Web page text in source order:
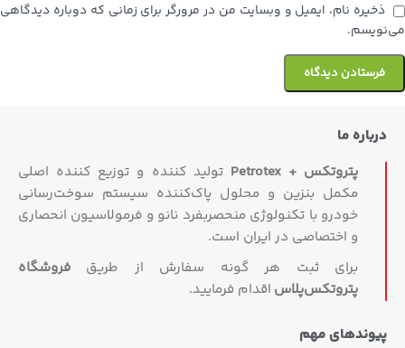
ذخیره نام، ایمیل و وبسایت من در مرورگر برای زمانی که دوباره دیدگاهی
می‌نویسم.
درباره ما
پتروتکس + Petrotex
تولید کننده و توزیع کننده اصلی
مکمل بنزین و محلول پاک‌کننده سیستم سوخت‌رسانی
خودرو با تکنولوژی منحصربفرد نانو و فرمولاسیون انحصاری
و اختصاصی در ایران است.
برای ثبت هر گونه سفارش از طریق فروشگاه
پتروتکس‏‌پلاس اقدام فرمایید.
پیوندهای مهم